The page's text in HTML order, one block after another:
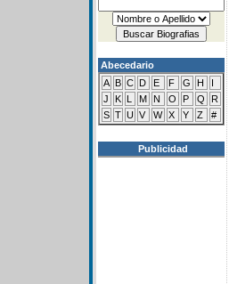
Abecedario
A B C D E F G H
I
J
K L M N O P Q
R
S T U V W X Y Z #
Publicidad